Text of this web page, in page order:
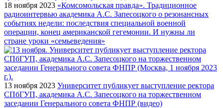
18 ноября 2023 «Комсомольская правда». Традиционное
радиоинтервью академика А.С. Запесоцкого о резонансных
событиях недели: последствия специальной военной
операции, конец американской гегемонии. И нужны ли
стране уроки «семьеведения»
13 ноября 2023 Университет публикует выступление ректора
СПбГУП, академика А.С. Запесоцкого на торжественном
заседании Генерального совета ФНПР (видео)